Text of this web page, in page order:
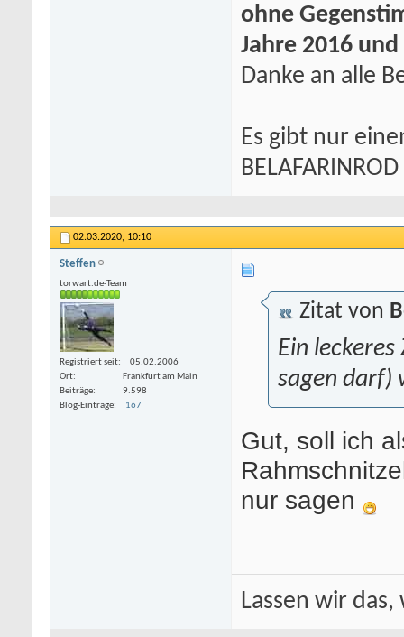
ohne
Jahre 2016 und
Danke an alle
Es gibt nur
BELAFARINROD
02.03.2020, 10:10
Steffen
torwart.de-Team
Registriert seit
05.02.2006
Ort
Frankfurt am Main
Beiträge
9.598
Blog-Einträge
167
Zitat von
Ein
sagen darf)
Gut, soll ich
nur sagen
Lassen wir